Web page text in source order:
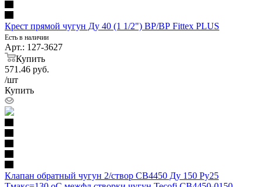
Крест прямой чугун Ду 40 (1 1/2") ВР/ВР Fittex PLUS
Есть в наличии
Арт.: 127-3627
Купить
571.46 руб.
/шт
Купить
Клапан обратный чугун 2/створ CB4450 Ду 150 Ру25